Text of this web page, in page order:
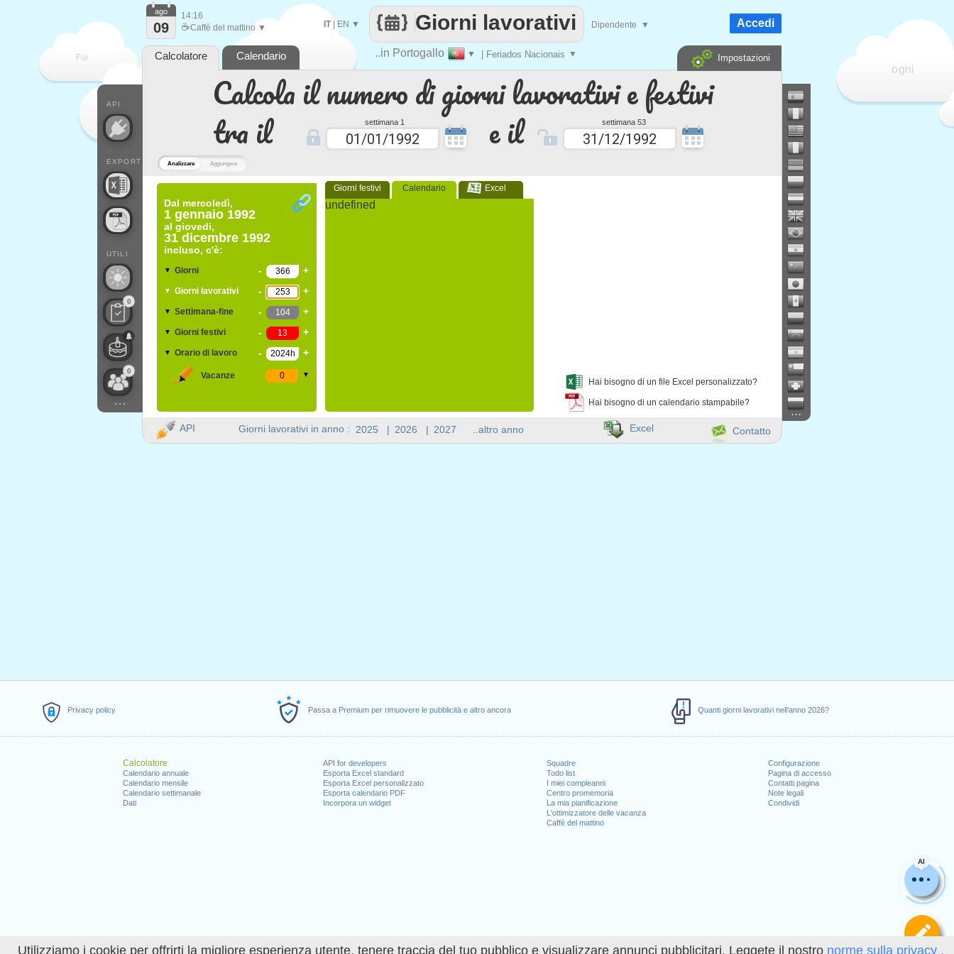
Utilizziamo i cookie per offrirti la migliore esperienza utente, tenere traccia del tuo pubblico e visualizzare annunci pubblicitari. Leggete il nostro norme sulla privacy .
Privacy policy Passa a Premium per rimuovere le pubblicità e altro ancora Quanti giorni lavorativi nell'anno 2026?
Calcolatore
Calendario annuale
Calendario mensile
Calendario settimanale
Dati
API for developers
Esporta Excel standard
Esporta Excel personalizzato
Esporta calendario PDF
Incorpora un widget
Squadre
Todo list
I miei compleanni
Centro promemoria
La mia pianificazione
L'ottimizzatore delle vacanza
Caffè del mattino
Configurazione
Pagina di accesso
Contatti pagina
Note legali
Condividi
Analizzare Aggiungere
Calcola il numero di giorni lavorativi e festivi
tra il
settimana 1 e il settimana 53
Dal mercoledì,
1 gennaio 1992
al giovedi,
31 dicembre 1992
incluso, c'è:
▼ Giorni - +
▼ Giorni lavorativi - +
▼ Settimana-fine - +
▼ Giorni festivi - +
▼ Orario di lavoro - +
Vacanze ▼
Giorni festivi Calendario Excel
undefined
Hai bisogno di un file Excel personalizzato?
Hai bisogno di un calendario stampabile?
AI
Fai
ogni
..in Portogallo ▼ | Feriados Nacionais ▼
Giorni lavorativi
IT|EN ▼ Dipendente ▼
API
EXPORT
UTILI
0
0
...
ago
09
14:16
☕Caffè del mattino ▼ Accedi
Calcolatore Calendario Impostazioni
Giorni lavorativi in anno : 2025 | 2026 | 2027 ..altro anno
...
API Contatto
Excel